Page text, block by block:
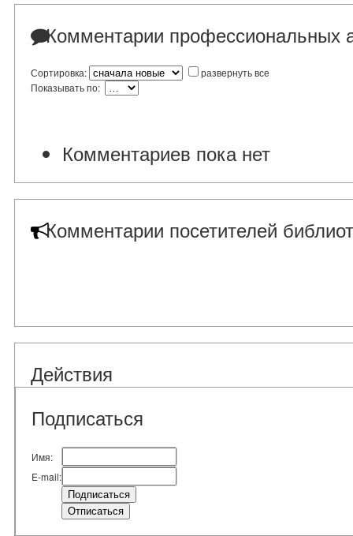
Комментарии профессиональных
Сортировка:
развернуть все
Показывать по:
Комментариев пока нет
Комментарии посетителей
Действия
Подписаться
Имя:
E-mail: